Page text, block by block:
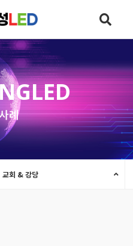
례
교회 & 강당